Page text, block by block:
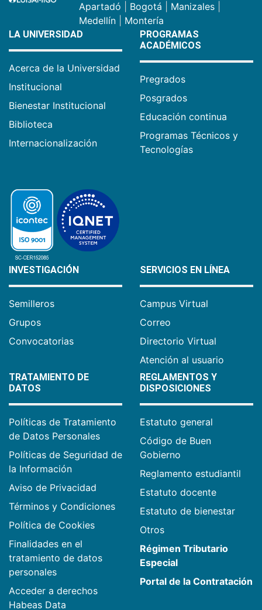
Apartadó Bogotá Manizales
Medellín
Montería
LA UNIVERSIDAD
Acerca de la Universidad
Institucional
Bienestar Institucional
Biblioteca
Internacionalización
PROGRAMAS
ACADÉMICOS
Pregrados
Posgrados
Educación continua
Programas Técnicos y
Tecnologías
INVESTIGACIÓN
Semilleros
Grupos
Convocatorias
SERVICIOS EN LÍNEA
Campus Virtual
Correo
Directorio Virtual
Atención al usuario
TRATAMIENTO DE
DATOS
Políticas de Tratamiento
de Datos Personales
Políticas de Seguridad de
la Información
Aviso de Privacidad
Términos y Condiciones
Política de Cookies
Finalidades en el
tratamiento de datos
personales
Acceder a derechos
Habeas Data
REGLAMENTOS Y
DISPOSICIONES
Estatuto general
Código de Buen
Gobierno
Reglamento estudiantil
Estatuto docente
Estatuto de bienestar
Otros
Régimen Tributario
Especial
Portal de la Contratación